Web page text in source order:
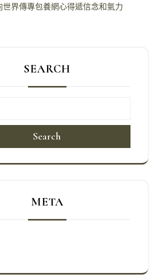
世界傳專包養網心得遞信念和氣力
SEARCH
Search
META